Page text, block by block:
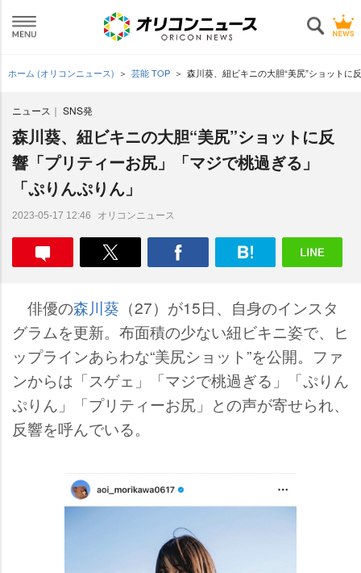
ホーム (オリコンニュース) 芸能 TOP 森川葵、紐ビキニの大胆“美尻”ショットに
ニュース SNS発
森川葵、紐ビキニの大胆“美尻”ショットに反
響「プリティーお尻」「マジで桃過ぎる」
「ぷりんぷりん」
2023-05-17 12:46 オリコンニュース
俳優の森川葵 （27）が15日、自身のインスタ
グラムを更新。布面積の少ない紐ビキニ姿で、ヒ
ップラインあらわな“美尻ショット”を公開。ファ
ンからは「スゲェ」「マジで桃過ぎる」「ぷりん
ぷりん」「プリティーお尻」との声が寄せられ、
反響を呼んでいる。